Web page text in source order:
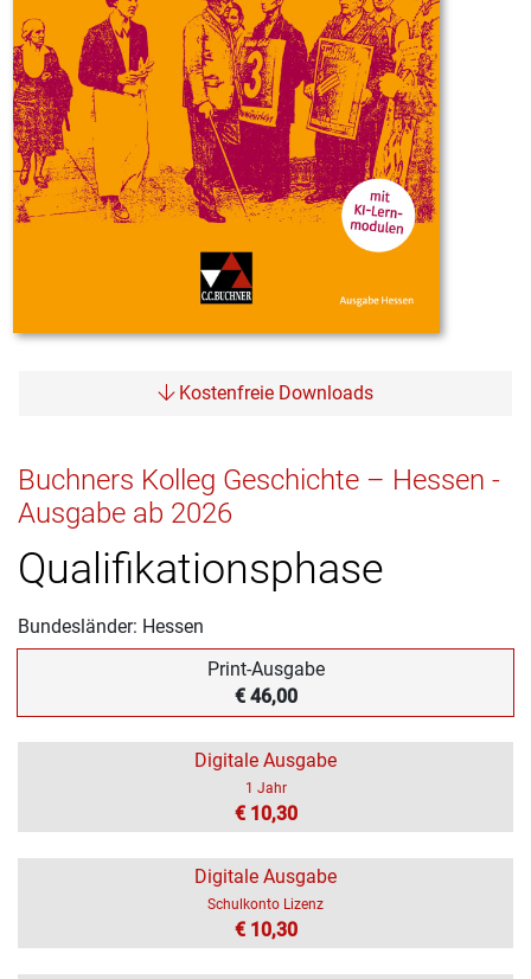
Kostenfreie Downloads
Buchners Kolleg Geschichte – Hessen -
Ausgabe ab 2026
Qualifikationsphase
Bundesländer: Hessen
Print-Ausgabe
€ 46,00
Digitale Ausgabe
1 Jahr
€ 10,30
Digitale Ausgabe
Schulkonto Lizenz
€ 10,30